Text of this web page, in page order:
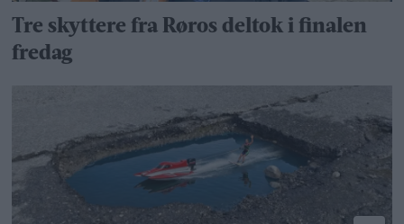
Tre skyttere fra Røros deltok i finalen
fredag